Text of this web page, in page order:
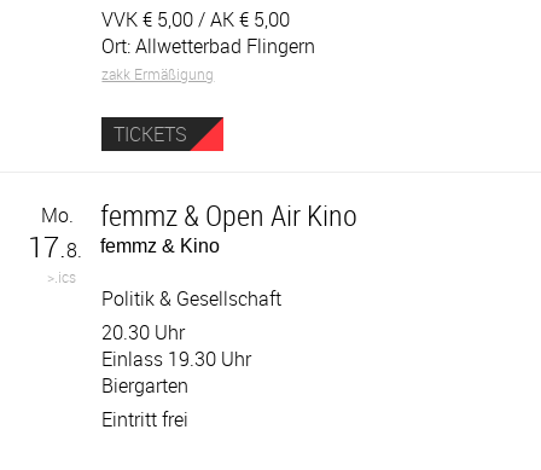
VVK € 5,00/ AK € 5,00
Ort: Allwetterbad Flingern
zakk Ermäßigung
TICKETS
Mo.
17.8.
>.ics
femmz & Open Air Kino
femmz & Kino
Politik & Gesellschaft
20.30 Uhr
Einlass 19.30 Uhr
Biergarten
Eintritt frei